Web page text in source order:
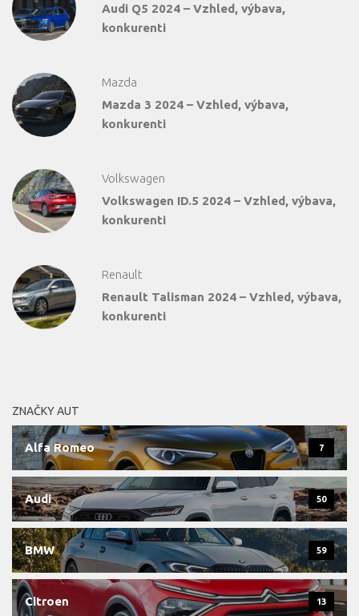
Audi Q5 2024 – Vzhled, výbava,
konkurenti
Mazda
Mazda 3 2024 – Vzhled, výbava,
konkurenti
Volkswagen
Volkswagen ID.5 2024 – Vzhled, výbava,
konkurenti
Renault
Renault Talisman 2024 – Vzhled, výbava,
konkurenti
ZNAČKY AUT
Alfa Romeo 7
Audi 50
BMW 59
Citroen 13